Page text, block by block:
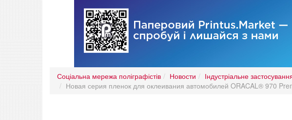
Соціальна мережа поліграфістів Новости
Індустріальне
Новая серия пленок для оклеивания автомобилей ORACAL® 970